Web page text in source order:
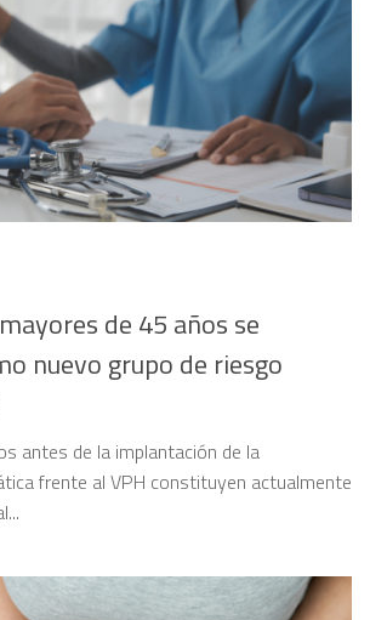
de 45 años se
nuevo grupo de riesgo
antes de la implantación de la
frente al VPH constituyen actualmente